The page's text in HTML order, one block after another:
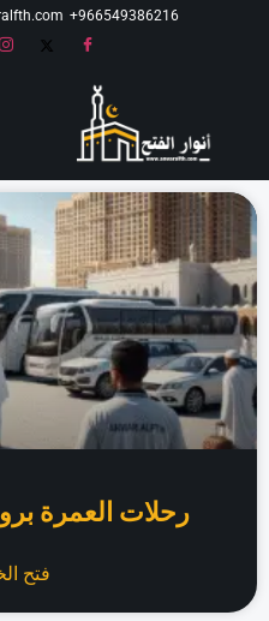
966549386216⁩+
رحلات العمرة
فتح